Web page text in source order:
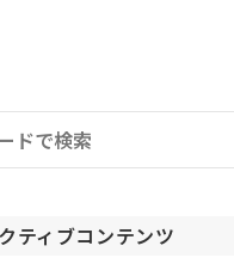
ティブコンテンツ